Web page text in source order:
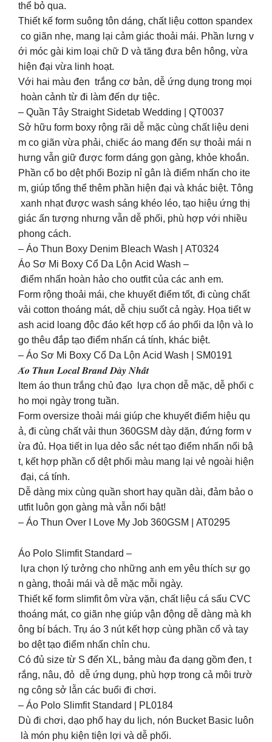
thể bỏ qua.
Thiết kế form suông tôn dáng, chất liệu cotton spandex
co giãn nhẹ, mang lại cảm giác thoải mái. Phần lưng v
ới móc gài kim loại chữ D và tăng đưa bên hông, vừa
hiện đại vừa linh hoạt.
Với hai màu đen trắng cơ bản, dễ ứng dụng trong mọi
hoàn cảnh từ đi làm đến dự tiệc.
– Quần Tây Straight Sidetab Wedding | QT0037
Sở hữu form boxy rộng rãi dễ mặc cùng chất liệu deni
m co giãn vừa phải, chiếc áo mang đến sự thoải mái n
hưng vẫn giữ được form dáng gọn gàng, khỏe khoắn.
Phần cổ bo dệt phối Bozip nỉ gân là điểm nhấn cho ite
m, giúp tổng thể thêm phần hiện đại và khác biệt. Tông
xanh nhạt được wash sáng khéo léo, tạo hiệu ứng thị
giác ấn tượng nhưng vẫn dễ phối, phù hợp với nhiều
phong cách.
– Áo Thun Boxy Denim Bleach Wash | AT0324
Áo Sơ Mi Boxy Cổ Da Lộn Acid Wash –
điểm nhấn hoàn hảo cho outfit của các anh em.
Form rộng thoải mái, che khuyết điểm tốt, đi cùng chất
vải cotton thoáng mát, dễ chịu suốt cả ngày. Họa tiết w
ash acid loang độc đáo kết hợp cổ áo phối da lộn và lo
go thêu đắp tạo điểm nhấn cá tính, khác biệt.
– Áo Sơ Mi Boxy Cổ Da Lộn Acid Wash | SM0191
𝑨́𝒐 𝑻𝒉𝒖𝒏 𝑳𝒐𝒄𝒂𝒍 𝑩𝒓𝒂𝒏𝒅 𝑫𝒂̀𝒚 𝑵𝒉𝒂̂́𝒕
Item áo thun trắng chủ đạo lựa chọn dễ mặc, dễ phối c
ho mọi ngày trong tuần.
Form oversize thoải mái giúp che khuyết điểm hiệu qu
ả, đi cùng chất vải thun 360GSM dày dặn, đứng form v
ừa đủ. Họa tiết in lụa dẻo sắc nét tạo điểm nhấn nổi bậ
t, kết hợp phần cổ dệt phối màu mang lại vẻ ngoài hiện
đại, cá tính.
Dễ dàng mix cùng quần short hay quần dài, đảm bảo o
utfit luôn gọn gàng mà vẫn nổi bật!
– Áo Thun Over I Love My Job 360GSM | AT0295
Áo Polo Slimfit Standard –
lựa chọn lý tưởng cho những anh em yêu thích sự gọ
n gàng, thoải mái và dễ mặc mỗi ngày.
Thiết kế form slimfit ôm vừa vặn, chất liệu cá sấu CVC
thoáng mát, co giãn nhẹ giúp vận động dễ dàng mà kh
ông bí bách. Trụ áo 3 nút kết hợp cùng phần cổ và tay
bo dệt tạo điểm nhấn chỉn chu.
Có đủ size từ S đến XL, bảng màu đa dạng gồm đen, t
rắng, nâu, đỏ dễ ứng dụng, phù hợp trong cả môi trườ
ng công sở lẫn các buổi đi chơi.
– Áo Polo Slimfit Standard | PL0184
Dù đi chơi, dạo phố hay du lịch, nón Bucket Basic luôn
là món phụ kiện tiện lợi và dễ phối.